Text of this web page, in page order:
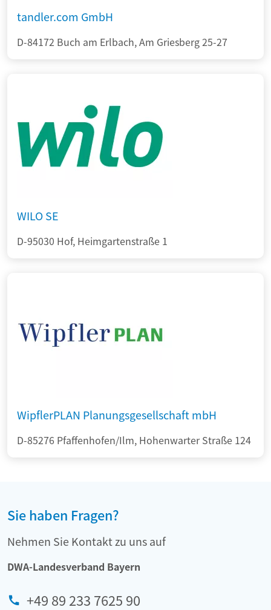
tandler.com GmbH
D-84172 Buch am Erlbach, Am Griesberg 25-27
WILO SE
D-95030 Hof, Heimgartenstraße 1
WipflerPLAN Planungsgesellschaft mbH
D-85276 Pfaffenhofen/Ilm, Hohenwarter Straße 124
Sie haben Fragen?
Nehmen Sie Kontakt zu uns auf
DWA-Landesverband Bayern
+49 89 233 7625 90